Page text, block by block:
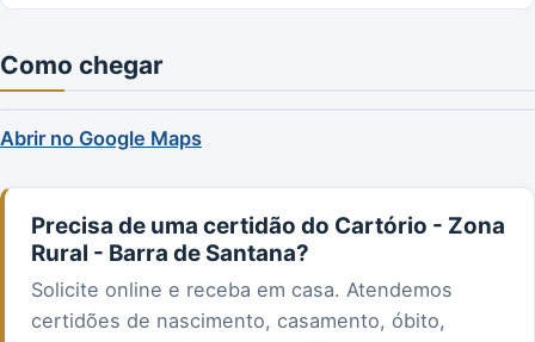
Como chegar
Abrir no Google Maps
Precisa de uma certidão do Cartório - Zona
Rural - Barra de Santana?
Solicite online e receba em casa. Atendemos
certidões de nascimento, casamento, óbito,